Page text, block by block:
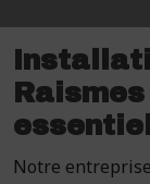
essentiel
Notre